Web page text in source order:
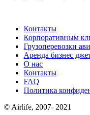
Контакты
Корпоративным
Грузоперевозки
Аренда бизнес
О нас
Контакты
FAQ
Политика
© Airlife, 2007- 2021